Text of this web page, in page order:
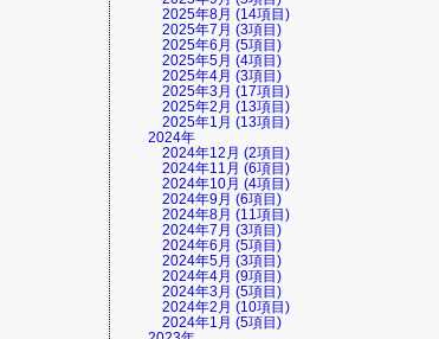
2025年8月 (14項目)
2025年7月 (3項目)
2025年6月 (5項目)
2025年5月 (4項目)
2025年4月 (3項目)
2025年3月 (17項目)
2025年2月 (13項目)
2025年1月 (13項目)
2024年
2024年12月 (2項目)
2024年11月 (6項目)
2024年10月 (4項目)
2024年9月 (6項目)
2024年8月 (11項目)
2024年7月 (3項目)
2024年6月 (5項目)
2024年5月 (3項目)
2024年4月 (9項目)
2024年3月 (5項目)
2024年2月 (10項目)
2024年1月 (5項目)